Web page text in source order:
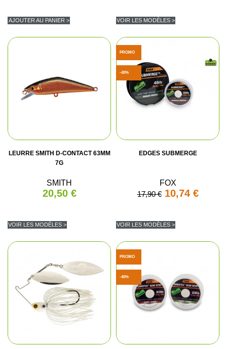
AJOUTER AU PANIER > VOIR LES MODÈLES >
LEURRE SMITH D-CONTACT 63MM
7G
SMITH
20,50 €
VOIR LES MODÈLES >
EDGES SUBMERGE
FOX
17,90 € 10,74 €
VOIR LES MODÈLES >
PROMO
-40%
PROMO
-40%